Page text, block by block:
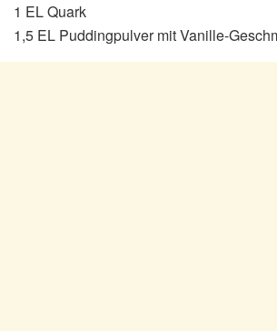
1 EL Quark
1,5 EL Puddingpulver mit Vanille-